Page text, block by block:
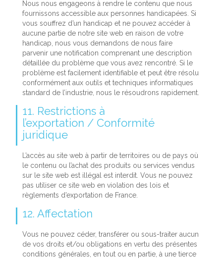
Nous nous engageons à rendre le contenu que nous
fournissons accessible aux personnes handicapées. Si
vous souffrez d’un handicap et ne pouvez accéder à
aucune partie de notre site web en raison de votre
handicap, nous vous demandons de nous faire
parvenir une notification comprenant une description
détaillée du problème que vous avez rencontré. Si le
problème est facilement identifiable et peut être résolu
conformément aux outils et techniques informatiques
standard de l’industrie, nous le résoudrons rapidement.
11. Restrictions à
l’exportation / Conformité
juridique
L’accès au site web à partir de territoires ou de pays où
le contenu ou l’achat des produits ou services vendus
sur le site web est illégal est interdit. Vous ne pouvez
pas utiliser ce site web en violation des lois et
règlements d’exportation de France.
12. Affectation
Vous ne pouvez céder, transférer ou sous-traiter aucun
de vos droits et/ou obligations en vertu des présentes
conditions générales, en tout ou en partie, à une tierce